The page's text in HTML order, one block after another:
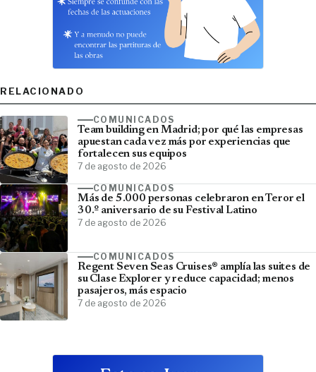
RELACIONADO
COMUNICADOS
Team building en Madrid; por qué las empresas
apuestan cada vez más por experiencias que
fortalecen sus equipos
7 de agosto de 2026
COMUNICADOS
Más de 5.000 personas celebraron en Teror el
30.º aniversario de su Festival Latino
7 de agosto de 2026
COMUNICADOS
Regent Seven Seas Cruises® amplía las suites de
su Clase Explorer y reduce capacidad; menos
pasajeros, más espacio
7 de agosto de 2026